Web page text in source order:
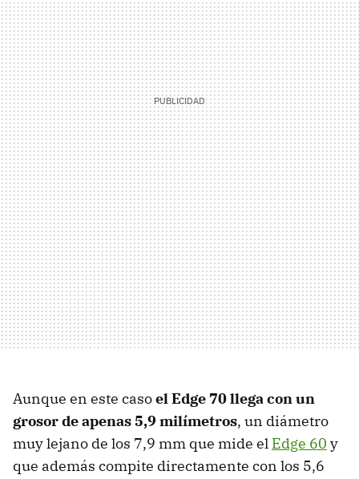
Aunque en este casoel Edge 70 llega con un
grosor de apenas 5,9 milímetros, un diámetro
muy lejano de los 7,9 mm que mide el Edge 60 y
que además compite directamente con los 5,6